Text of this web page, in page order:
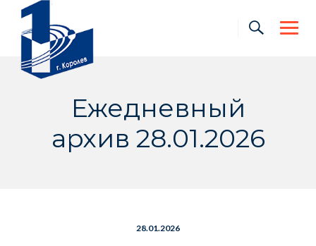
content
Ежедневный
архив 28.01.2026
28.01.2026